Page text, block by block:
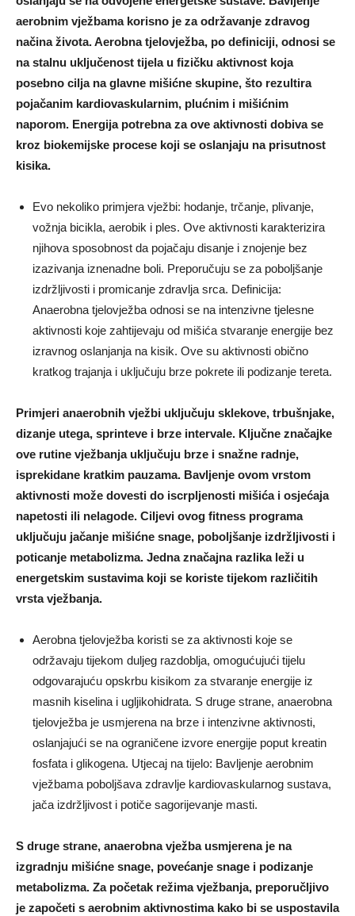
aerobnim vježbama korisno je za održavanje zdravog
načina života. Aerobna tjelovježba, po definiciji, odnosi se
na stalnu uključenost tijela u fizičku aktivnost koja
posebno cilja na glavne mišićne skupine, što rezultira
pojačanim kardiovaskularnim, plućnim i mišićnim
naporom. Energija potrebna za ove aktivnosti dobiva se
kroz biokemijske procese koji se oslanjaju na prisutnost
kisika.
Evo nekoliko primjera vježbi: hodanje, trčanje, plivanje,
vožnja bicikla, aerobik i ples. Ove aktivnosti karakterizira
njihova sposobnost da pojačaju disanje i znojenje bez
izazivanja iznenadne boli. Preporučuju se za poboljšanje
izdržljivosti i promicanje zdravlja srca. Definicija:
Anaerobna tjelovježba odnosi se na intenzivne tjelesne
aktivnosti koje zahtijevaju od mišića stvaranje energije bez
izravnog oslanjanja na kisik. Ove su aktivnosti obično
kratkog trajanja i uključuju brze pokrete ili podizanje tereta.
Primjeri anaerobnih vježbi uključuju sklekove, trbušnjake,
dizanje utega, sprinteve i brze intervale. Ključne značajke
ove rutine vježbanja uključuju brze i snažne radnje,
isprekidane kratkim pauzama. Bavljenje ovom vrstom
aktivnosti može dovesti do iscrpljenosti mišića i osjećaja
napetosti ili nelagode. Ciljevi ovog fitness programa
uključuju jačanje mišićne snage, poboljšanje izdržljivosti i
poticanje metabolizma. Jedna značajna razlika leži u
energetskim sustavima koji se koriste tijekom različitih
vrsta vježbanja.
Aerobna tjelovježba koristi se za aktivnosti koje se
održavaju tijekom duljeg razdoblja, omogućujući tijelu
odgovarajuću opskrbu kisikom za stvaranje energije iz
masnih kiselina i ugljikohidrata. S druge strane, anaerobna
tjelovježba je usmjerena na brze i intenzivne aktivnosti,
oslanjajući se na ograničene izvore energije poput kreatin
fosfata i glikogena. Utjecaj na tijelo: Bavljenje aerobnim
vježbama poboljšava zdravlje kardiovaskularnog sustava,
jača izdržljivost i potiče sagorijevanje masti.
S druge strane, anaerobna vježba usmjerena je na
izgradnju mišićne snage, povećanje snage i podizanje
metabolizma. Za početak režima vježbanja, preporučljivo
je započeti s aerobnim aktivnostima kako bi se uspostavila